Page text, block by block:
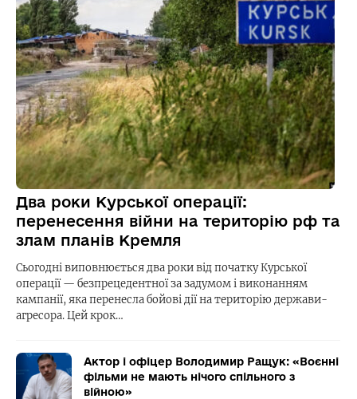
Два роки Курської операції:
перенесення війни на територію рф та
злам планів Кремля
Сьогодні виповнюється два роки від початку Курської
операції — безпрецедентної за задумом і виконанням
кампанії, яка перенесла бойові дії на територію держави-
агресора. Цей крок…
Актор і офіцер Володимир Ращук: «Воєнні
фільми не мають нічого спільного з
війною»